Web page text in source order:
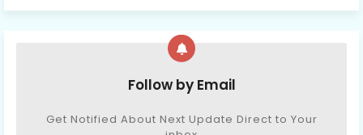
Follow by Email
Get Notified About Next Update Direct to Your